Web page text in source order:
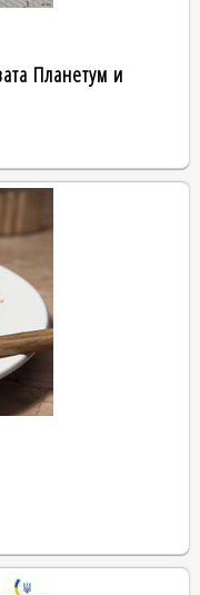
Планетум и